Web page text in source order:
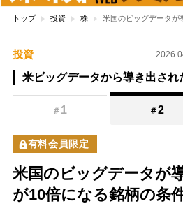
トップ 投資 株 米国のビッグデータ
投資
米ビッグデータから導き出され
＃ 1 ＃2
有料会員限定
米国のビッグデータが
が10倍になる銘柄の条